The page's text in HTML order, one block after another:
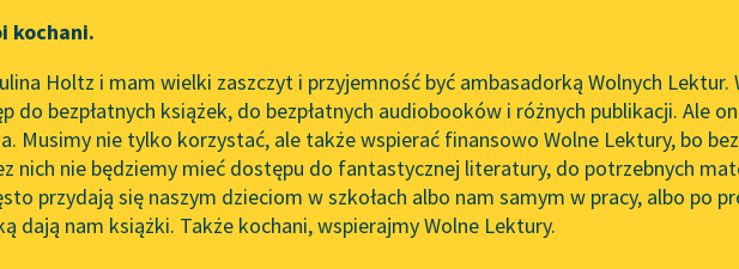
redakcyjne
literatury skandynawskiej
Spotkanie z Katarzyną Tunkiel
w Oslo
102. lata temu zmarł Joseph
Conrad
API
OAI-PMH
Widget Wolnych Lektur
kochani.
Holtz i mam wielki zaszczyt i przyjemność być ambasadorką Wolnych Lektur.
do bezpłatnych książek, do bezpłatnych audiobooków i różnych publikacji. Ale
Musimy nie tylko korzystać, ale także wspierać finansowo Wolne Lektury, bo
nich nie będziemy mieć dostępu do fantastycznej literatury, do potrzebnych
przydają się naszym dzieciom w szkołach albo nam samym w pracy, albo po
dają nam książki. Także kochani, wspierajmy Wolne Lektury.
Liryka✖